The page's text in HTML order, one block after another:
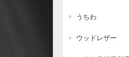
うちわ
ウッドレザー